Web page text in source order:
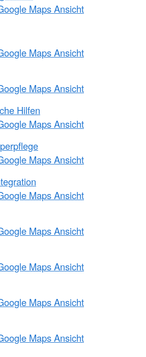
Maps Ansicht
Maps Ansicht
Maps Ansicht
Hilfen
Maps Ansicht
Maps Ansicht
Maps Ansicht
Maps Ansicht
Maps Ansicht
Maps Ansicht
Maps Ansicht